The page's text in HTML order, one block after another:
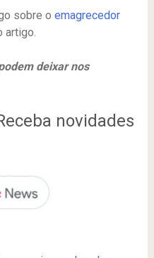
sobre o emagrecedor
artigo.
deixar nos
novidades